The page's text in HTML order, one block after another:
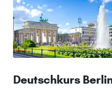
Deutschkurs